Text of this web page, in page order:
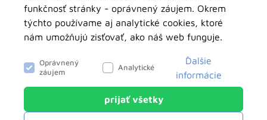
Prihlásiť sa
Stránka 1 z 3
objednavky.pawbolsk.sk
funkčnosť stránky - oprávnený záujem. Okrem
týchto používame aj analytické cookies, ktoré
nám umožňujú zisťovať, ako náš web funguje.
Oprávnený
záujem
Analytické
Ďalšie
informácie
Analytické
prijať všetky